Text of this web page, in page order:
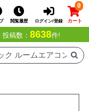
閲覧履歴 ログイン/登録
0
カート
投稿数： 8638件!